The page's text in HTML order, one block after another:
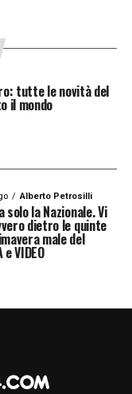
tutte le novità del
il mondo
Alberto Petrosilli
la Nazionale. Vi
dietro le quinte
male del
VIDEO